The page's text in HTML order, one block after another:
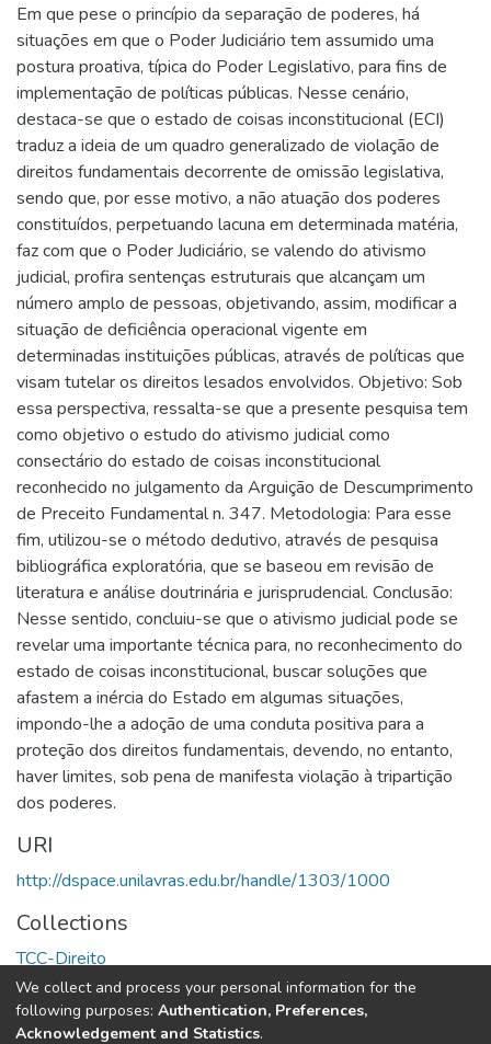
Em que pese o princípio da separação de poderes, há
situações em que o Poder Judiciário tem assumido uma
postura proativa, típica do Poder Legislativo, para fins de
implementação de políticas públicas. Nesse cenário,
destaca-se que o estado de coisas inconstitucional (ECI)
traduz a ideia de um quadro generalizado de violação de
direitos fundamentais decorrente de omissão legislativa,
sendo que, por esse motivo, a não atuação dos poderes
constituídos, perpetuando lacuna em determinada matéria,
faz com que o Poder Judiciário, se valendo do ativismo
judicial, profira sentenças estruturais que alcançam um
número amplo de pessoas, objetivando, assim, modificar a
situação de deficiência operacional vigente em
determinadas instituições públicas, através de políticas que
visam tutelar os direitos lesados envolvidos. Objetivo: Sob
essa perspectiva, ressalta-se que a presente pesquisa tem
como objetivo o estudo do ativismo judicial como
consectário do estado de coisas inconstitucional
reconhecido no julgamento da Arguição de Descumprimento
de Preceito Fundamental n. 347. Metodologia: Para esse
fim, utilizou-se o método dedutivo, através de pesquisa
bibliográfica exploratória, que se baseou em revisão de
literatura e análise doutrinária e jurisprudencial. Conclusão:
Nesse sentido, concluiu-se que o ativismo judicial pode se
revelar uma importante técnica para, no reconhecimento do
estado de coisas inconstitucional, buscar soluções que
afastem a inércia do Estado em algumas situações,
impondo-lhe a adoção de uma conduta positiva para a
proteção dos direitos fundamentais, devendo, no entanto,
haver limites, sob pena de manifesta violação à tripartição
dos poderes.
URI
http://dspace.unilavras.edu.br/handle/1303/1000
Collections
TCC-Direito
Full item page
We collect and process your personal information for the
following purposes: Authentication, Preferences,
Acknowledgement and Statistics.